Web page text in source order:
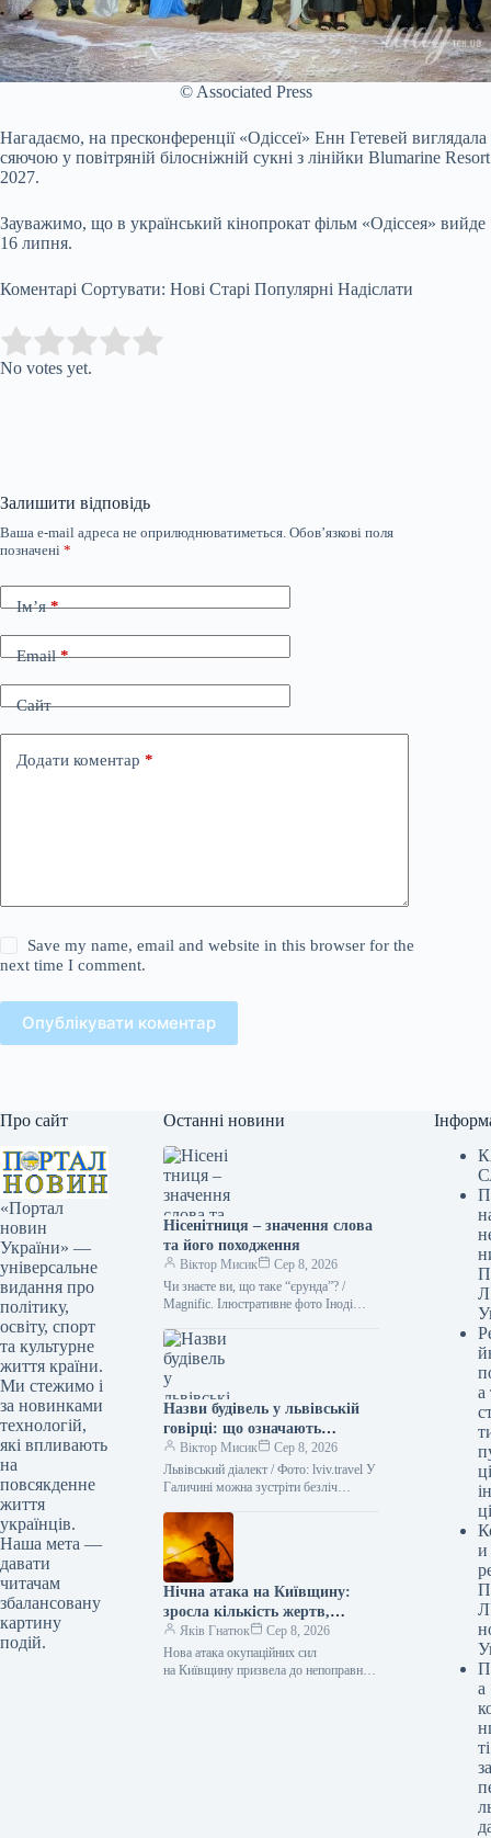
© Associated Press
Нагадаємо, на пресконференції «Одіссеї» Енн Гетевей виглядала
сяючою у повітряній білосніжній сукні з лінійки Blumarine Resort
2027.
Зауважимо, що в український кінопрокат фільм «Одіссея» вийде
16 липня.
Коментарі Сортувати: Нові Старі Популярні Надіслати
Rate this item:
No votes yet.
Залишити відповідь
Ваша e-mail адреса не оприлюднюватиметься. Обов’язкові поля
позначені *
Ім’я*
Email*
Сайт
Додати коментар *
Save my name, email and website in this browser for the
next time I comment.
Опублікувати коментар
Про сайт
«Портал
новин
України» —
універсальне
видання про
політику,
освіту, спорт
та культурне
життя країни.
Ми стежимо і
за новинками
технологій,
які впливають
на
повсякденне
життя
українців.
Наша мета —
давати
читачам
збалансовану
картину
подій.
Останні новини
Нісенітниця – значення слова
та його походження
Віктор Мисик
Сер 8, 2026
Чи знаєте ви, що таке “єрунда”? /
Magnific. Ілюстративне фото Іноді
захопливим, ніж його значення.
Адже…
Назви будівель у львівській
говірці: що означають
“двірець”, “креденс”,
“кнайпа”
Віктор Мисик
Сер 8, 2026
Львівський діалект / Фото: lviv.travel У
Галичині можна зустріти безліч
спантеличити навіть досвідченого
мандрівника. Тож не…
Нічна атака на Київщину:
зросла кількість жертв,
найсвіжіша інформація
Яків Гнатюк
Сер 8, 2026
Нова атака окупаційних сил
на Київщину призвела до непоправних
Л
а
ці
и
а